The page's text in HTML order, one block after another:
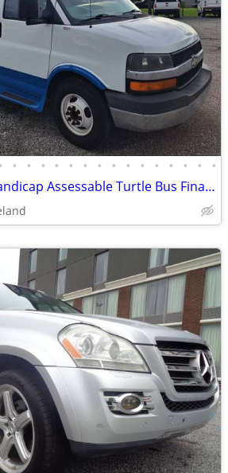
• • • • • • • • • • • • • • •
2007 Chevy 3500 Handicap Assessable Turtle Bus Financing Available